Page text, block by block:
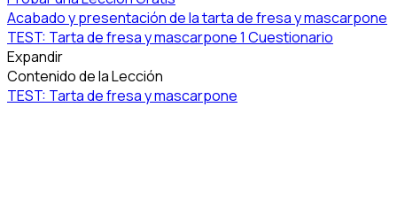
Acabado y presentación de la tarta de fresa y mascarpone
TEST: Tarta de fresa y mascarpone1 Cuestionario
Expandir
Contenido de la Lección
TEST: Tarta de fresa y mascarpone